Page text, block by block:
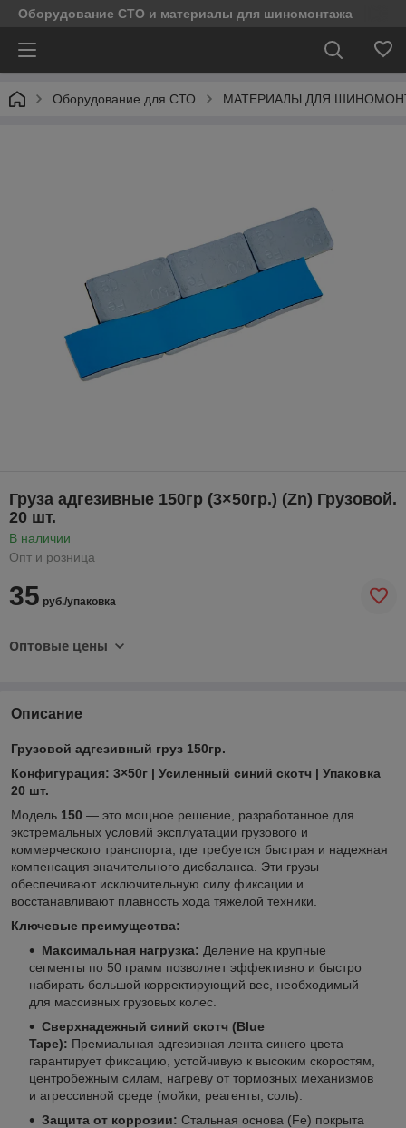
Оборудование СТО и материалы для шиномонтажа
Оборудование для СТО МАТЕРИАЛЫ ДЛЯ
Груза адгезивные 150гр (3×50гр.) (Zn) Грузовой.
20 шт.
В наличии
Опт и розница
35 руб./упаковка
Оптовые цены
Описание
Грузовой адгезивный груз 150гр.
Конфигурация: 3×50г | Усиленный синий скотч | Упаковка
20 шт.
Модель 150 — это мощное решение, разработанное для
экстремальных условий эксплуатации грузового и
коммерческого транспорта, где требуется быстрая и надежная
компенсация значительного дисбаланса. Эти грузы
обеспечивают исключительную силу фиксации и
восстанавливают плавность хода тяжелой техники.
Ключевые преимущества:
Максимальная нагрузка: Деление на крупные
сегменты по 50 грамм позволяет эффективно и быстро
набирать большой корректирующий вес, необходимый
для массивных грузовых колес.
Сверхнадежный синий скотч (Blue
Tape): Премиальная адгезивная лента синего цвета
гарантирует фиксацию, устойчивую к высоким скоростям,
центробежным силам, нагреву от тормозных механизмов
и агрессивной среде (мойки, реагенты, соль).
Защита от коррозии: Стальная основа (Fe) покрыта